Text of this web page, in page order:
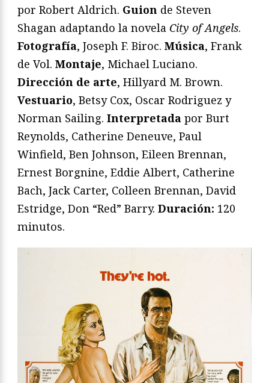
por Robert Aldrich. Guion de Steven
Shagan adaptando la novela City of Angels.
Fotografía, Joseph F. Biroc. Música, Frank
de Vol. Montaje, Michael Luciano.
Dirección de arte, Hillyard M. Brown.
Vestuario, Betsy Cox, Oscar Rodriguez y
Norman Sailing. Interpretada por Burt
Reynolds, Catherine Deneuve, Paul
Winfield, Ben Johnson, Eileen Brennan,
Ernest Borgnine, Eddie Albert, Catherine
Bach, Jack Carter, Colleen Brennan, David
Estridge, Don “Red” Barry. Duración: 120
minutos.